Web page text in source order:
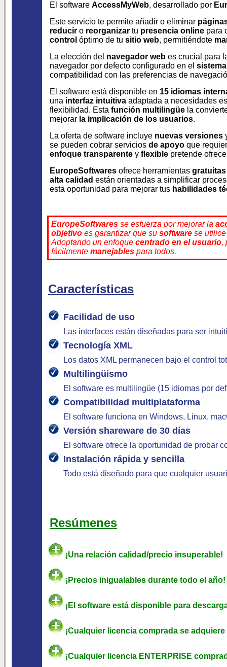
El software AccessMyWeb, desarrollado por
Este servicio te permite añadir o eliminar
reducir o reorganizar tu presencia online para
control óptimo de tu sitio web, permitiéndote
La elección del navegador web es crucial para
navegador por defecto configurado en el
compatibilidad con las preferencias de
El software está disponible en 15 idiomas
una interfaz intuitiva adaptada a necesidades
flexibilidad. Esta función multilingüe la
mejorar la implicación de los usuarios.
La oferta de software incluye nuevas versiones
se pueden cobrar servicios de apoyo que
enfoque transparente y flexible pretende
EuropeSoftwares ofrece herramientas gratuitas
alta calidad están orientadas a simplificar
esta oportunidad para mejorar tus habilidades
EuropeSoftwares se esfuerza por mejorar la
objetivo es garantizar que su software se
Adoptando un enfoque centrado en el usuario,
fácilmente manejables para todos.
Características
Facilidad de uso
Las interfaces están diseñadas para ser
Tecnología XML
Los datos XML permanecen bajo el control
Multilingüismo
El software es multilingüe (15 idiomas por
Compatibilidad multiplataforma
El software funciona en Windows, Linux,
Versión shareware de 30 días
El software ofrece la oportunidad de probar
Instalación rápida y sencilla
Todo está diseñado para que cualquier
Resúmenes
¡Una relación calidad/precio insuperable!
¡Precios inigualables durante todo el año!
¡El software está disponible para
¡Cualquier licencia comprada se
¡Cualquier licencia ENTERPRISE